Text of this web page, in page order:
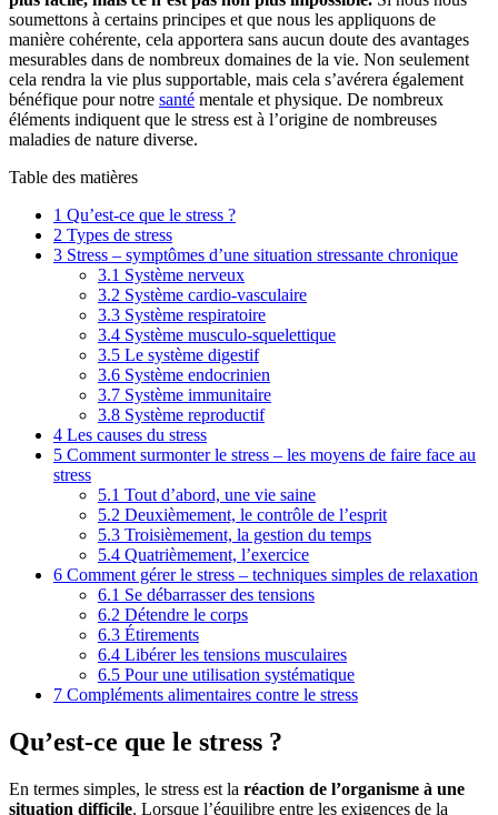
soumettons à certains principes et que nous les appliquons de
manière cohérente, cela apportera sans aucun doute des avantages
mesurables dans de nombreux domaines de la vie. Non seulement
cela rendra la vie plus supportable, mais cela s’avérera également
bénéfique pour notre santé mentale et physique. De nombreux
éléments indiquent que le stress est à l’origine de nombreuses
maladies de nature diverse.
Table des matières
1 Qu’est-ce que le stress ?
2 Types de stress
3 Stress – symptômes d’une situation stressante chronique
3.1 Système nerveux
3.2 Système cardio-vasculaire
3.3 Système respiratoire
3.4 Système musculo-squelettique
3.5 Le système digestif
3.6 Système endocrinien
3.7 Système immunitaire
3.8 Système reproductif
4 Les causes du stress
5 Comment surmonter le stress – les moyens de faire face au
stress
5.1 Tout d’abord, une vie saine
5.2 Deuxièmement, le contrôle de l’esprit
5.3 Troisièmement, la gestion du temps
5.4 Quatrièmement, l’exercice
6 Comment gérer le stress – techniques simples de relaxation
6.1 Se débarrasser des tensions
6.2 Détendre le corps
6.3 Étirements
6.4 Libérer les tensions musculaires
6.5 Pour une utilisation systématique
7 Compléments alimentaires contre le stress
Qu’est-ce que le stress ?
En termes simples, le stress est la réaction de l’organisme à une
situation difficile. Lorsque l’équilibre entre les exigences de la